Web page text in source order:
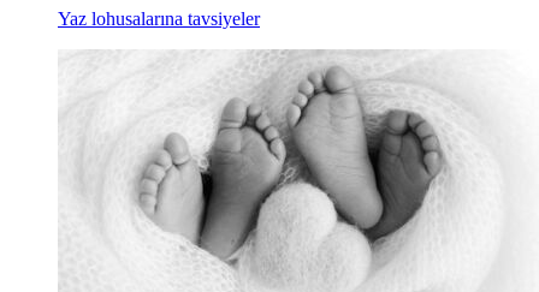
Yaz lohusalarına tavsiyeler